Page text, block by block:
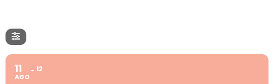
11
AGO
12